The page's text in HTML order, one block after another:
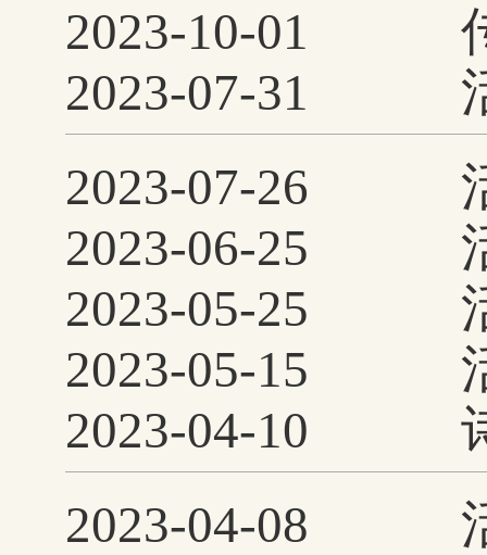
华 传承润童心
2023-10-01
月 童心迎国庆
2023-07-31
福文化
2023-07-26
2023-06-25
2023-05-25
2023-05-15
2023-04-10
结
2023-04-08